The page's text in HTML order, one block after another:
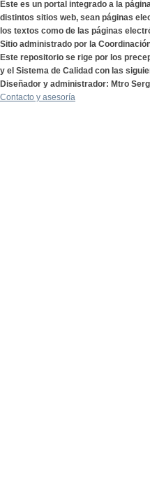
Este es un portal integrado a la
distintos sitios web, sean páginas
los textos como de las páginas
Sitio administrado por la
Este repositorio se rige por los
y el Sistema de Calidad con las
Diseñador y administrador: Mtro
Contacto y asesoría